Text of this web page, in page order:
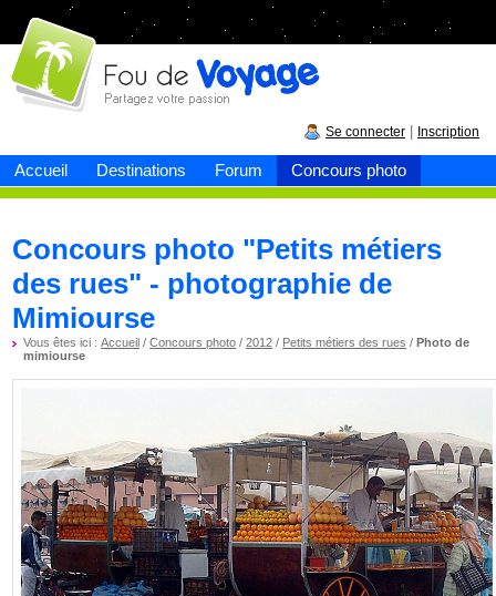
Accueil Destinations Forum Concours photo
Fou devoyage
Se connecter Inscription
Concours photo "Petits métiers
des rues" - photographie de
Mimiourse
Vous êtes ici :Accueil /Concours photo /2012 / Petits métiers des rues /Photo de
mimiourse